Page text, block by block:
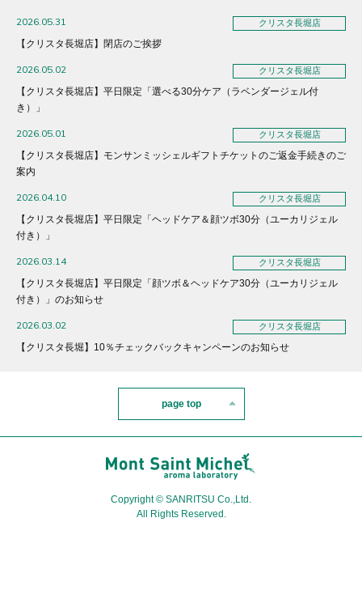
2026.05.31 クリスタ長堀店
【クリスタ長堀店】閉店のご挨拶
2026.05.02 クリスタ長堀店
【クリスタ長堀店】平日限定「選べる30分ケア（ラベンダージェル付
き）」
2026.05.01 クリスタ長堀店
【クリスタ長堀店】モンサンミッシェルギフトチケットのご返金手続きのご
案内
2026.04.10 クリスタ長堀店
【クリスタ長堀店】平日限定「ヘッドケア＆顔ツボ30分（ユーカリジェル
付き）」
2026.03.14 クリスタ長堀店
【クリスタ長堀店】平日限定「顔ツボ＆ヘッドケア30分（ユーカリジェル
付き）」のお知らせ
2026.03.02 クリスタ長堀店
【クリスタ長堀】10％チェックバックキャンペーンのお知らせ
page top
Copyright © SANRITSU Co.,Ltd.
All Rights Reserved.